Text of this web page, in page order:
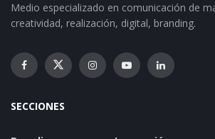
Medio especializado en comunicación de
creatividad, realización, digital, branding.
SECCIONES